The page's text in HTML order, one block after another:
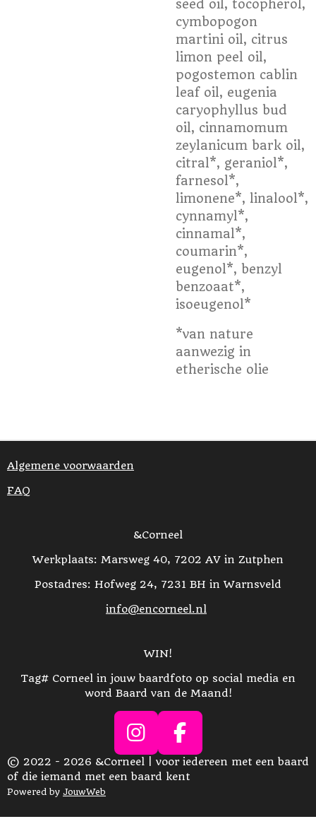
seed oil, tocopherol,
cymbopogon
martini oil, citrus
limon peel oil,
pogostemon cablin
leaf oil, eugenia
caryophyllus bud
oil, cinnamomum
zeylanicum bark oil,
citral*, geraniol*,
farnesol*,
limonene*, linalool*,
cynnamyl*,
cinnamal*,
coumarin*,
eugenol*, benzyl
benzoaat*,
isoeugenol*
*van nature
aanwezig in
etherische olie
Algemene voorwaarden
FAQ
&Corneel
Werkplaats: Marsweg 40, 7202 AV in Zutphen
Postadres: Hofweg 24, 7231 BH in Warnsveld
info@encorneel.nl
WIN!
Tag# Corneel in jouw baardfoto op social media en
word Baard van de Maand!
I
N
S
F
A
C
© 2022 - 2026 &Corneel | voor iedereen met een baard
of die iemand met een baard kent
Powered by JouwWeb